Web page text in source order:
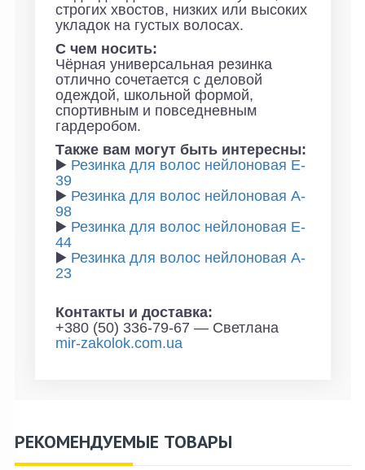
строгих хвостов, низких или высоких
укладок на густых волосах.
С чем носить:
Чёрная универсальная резинка
отлично сочетается с деловой
одеждой, школьной формой,
спортивным и повседневным
гардеробом.
Также вам могут быть интересны:
▶️ Резинка для волос нейлоновая E-
39
▶️ Резинка для волос нейлоновая A-
98
▶️ Резинка для волос нейлоновая E-
44
▶️ Резинка для волос нейлоновая A-
23
Контакты и доставка:
+380 (50) 336-79-67 — Светлана
mir-zakolok.com.ua
РЕКОМЕНДУЕМЫЕ ТОВАРЫ